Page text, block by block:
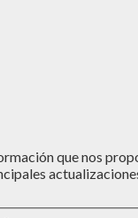
que nos